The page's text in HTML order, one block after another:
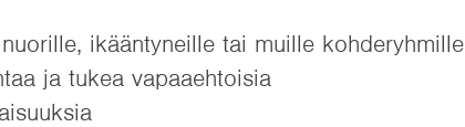
ikääntyneille tai muille kohderyhmille
ja tukea vapaaehtoisia